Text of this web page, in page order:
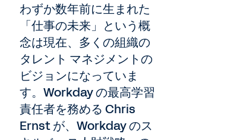
わずか数年前に生まれた
「仕事の未来」という概
念は現在、多くの組織の
タレント マネジメントの
ビジョンになっていま
す。Workday の最高学習
責任者を務める Chris
Ernst が、Workday のス